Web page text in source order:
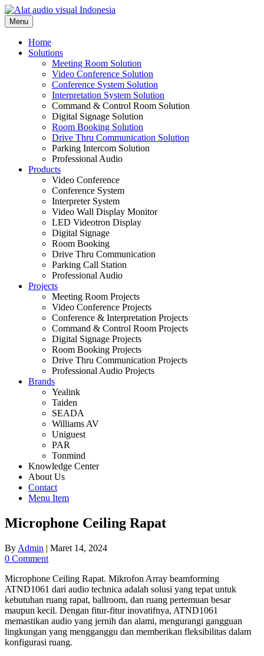
Skip
to
content
Menu
Home
Solutions
Meeting Room Solution
Video Conference Solution
Conference System Solution
Interpretation System Solution
Command & Control Room Solution
Digital Signage Solution
Room Booking Solution
Drive Thru Communication Solution
Parking Intercom Solution
Professional Audio
Products
Video Conference
Conference System
Interpreter System
Video Wall Display Monitor
LED Videotron Display
Digital Signage
Room Booking
Drive Thru Communication
Parking Call Station
Professional Audio
Projects
Meeting Room Projects
Video Conference Projects
Conference & Interpretation Projects
Command & Control Room Projects
Digital Signage Projects
Room Booking Projects
Drive Thru Communication Projects
Professional Audio Projects
Brands
Yealink
Taiden
SEADA
Williams AV
Uniguest
PAR
Tonmind
Knowledge Center
About Us
Contact
Menu Item
Microphone Ceiling Rapat
By Admin | Maret 14, 2024
0 Comment
Microphone Ceiling Rapat. Mikrofon Array beamforming
ATND1061 dari audio technica adalah solusi yang tepat untuk
kebutuhan ruang rapat, ballroom, dan ruang pertemuan besar
maupun kecil. Dengan fitur-fitur inovatifnya, ATND1061
memastikan audio yang jernih dan alami, mengurangi gangguan
lingkungan yang mengganggu dan memberikan fleksibilitas dalam
konfigurasi ruang.